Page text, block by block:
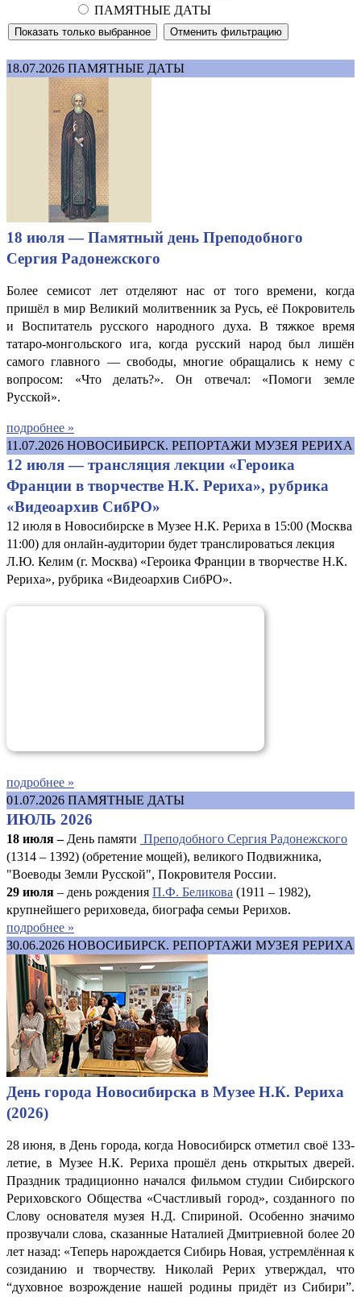
ПАМЯТНЫЕ ДАТЫ
18.07.2026 ПАМЯТНЫЕ ДАТЫ
18 июля — Памятный день Преподобного
Сергия Радонежского
Более семисот лет отделяют нас от того времени, когда
пришёл в мир Великий молитвенник за Русь, её Покровитель
и Воспитатель русского народного духа. В тяжкое время
татаро-монгольского ига, когда русский народ был лишён
самого главного — свободы, многие обращались к нему с
вопросом: «Что делать?». Он отвечал: «Помоги земле
Русской».
подробнее »
11.07.2026 НОВОСИБИРСК. РЕПОРТАЖИ МУЗЕЯ РЕРИХА
12 июля — трансляция лекции «Героика
Франции в творчестве Н.К. Рериха», рубрика
«Видеоархив СибРО»
12 июля в Новосибирске в Музее Н.К. Рериха в 15:00 (Москва
11:00) для онлайн-аудитории будет транслироваться лекция
Л.Ю. Келим (г. Москва) «Героика Франции в творчестве Н.К.
Рериха», рубрика «Видеоархив СибРО».
подробнее »
01.07.2026 ПАМЯТНЫЕ ДАТЫ
ИЮЛЬ 2026
18 июля – День памяти Преподобного Сергия Радонежского
(1314 – 1392) (обретение мощей), великого Подвижника,
"Воеводы Земли Русской", Покровителя России.
29 июля – день рождения П.Ф. Беликова (1911 – 1982),
крупнейшего рериховеда, биографа семьи Рерихов.
подробнее »
30.06.2026 НОВОСИБИРСК. РЕПОРТАЖИ МУЗЕЯ РЕРИХА
День города Новосибирска в Музее Н.К. Рериха
(2026)
28 июня, в День города, когда Новосибирск отметил своё 133-
летие, в Музее Н.К. Рериха прошёл день открытых дверей.
Праздник традиционно начался фильмом студии Сибирского
Рериховского Общества «Счастливый город», созданного по
Слову основателя музея Н.Д. Спириной. Особенно значимо
прозвучали слова, сказанные Наталией Дмитриевной более 20
лет назад: «Теперь нарождается Сибирь Новая, устремлённая к
созиданию и творчеству. Николай Рерих утверждал, что
“духовное возрождение нашей родины придёт из Сибири”.